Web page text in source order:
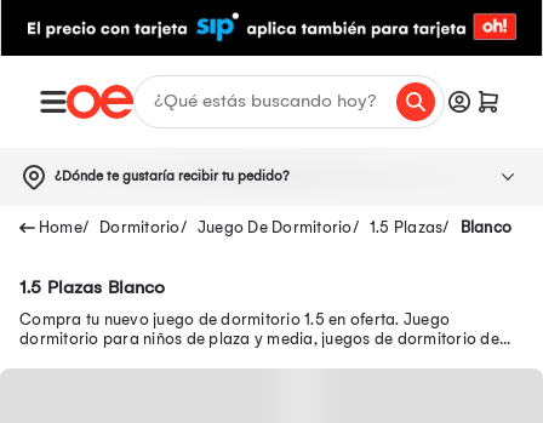
¿Dónde te gustaría recibir tu pedido?
Dormitorio Juego De Dormitorio 1.5 Plazas Blanco
1.5 Plazas Blanco
Compra tu nuevo juego de dormitorio 1.5 en oferta. Juego
dormitorio para niños de plaza y media, juegos de dormitorio de